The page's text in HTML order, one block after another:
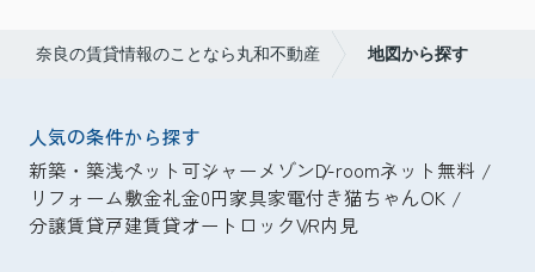
奈良の賃貸情報のことなら丸和不動産 地図から探す
人気の条件から探す
新築・築浅ペット可シャーメゾンD-roomネット無料
リフォーム敷金礼金0円家具家電付き猫ちゃんOK
分譲賃貸戸建賃貸オートロックVR内見